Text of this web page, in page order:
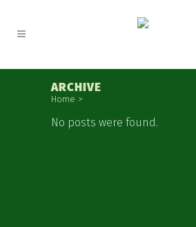
ARCHIVE
Home >
No posts were found.